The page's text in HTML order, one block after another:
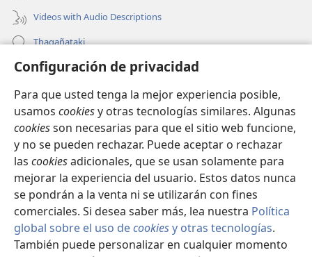
Configuración de privacidad
Para que usted tenga la mejor experiencia posible,
usamos cookiesy otras tecnologías similares. Algunas
cookiesson necesarias para que el sitio web funcione,
y no se pueden rechazar. Puede aceptar o rechazar
las cookiesadicionales, que se usan solamente para
mejorar la experiencia del usuario. Estos datos nunca
se pondrán a la venta ni se utilizarán con fines
comerciales. Si desea saber más, lea nuestra Política
global sobre el uso decookiesy otras tecnologías.
También puede personalizar en cualquier momento
Videos with Audio Descriptions
Thaqañataki
Oraqpachat yatiyäwinaka
Donacionanaka
(opens
window)INTERNETANKIR BIBLIOTECA
(opens
new
window)JW Hub ®
(opens
new
window)
Copyright© 2026 Watch Tower Bible and Tract Society of Pennsylvania.